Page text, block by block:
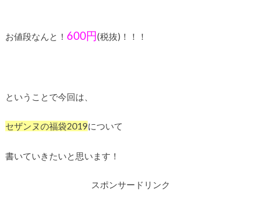
お値段なんと！ 600円(税抜)！！！
ということで今回は、
セザンヌの福袋2019について
書いていきたいと思います！
スポンサードリンク